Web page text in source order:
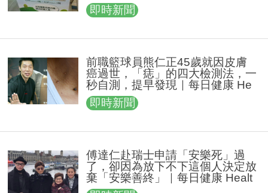
即時新聞
前職籃球員熊仁正45歲就因皮膚
癌過世，「痣」的四大檢測法，一
秒自測，提早發現｜每日健康 He
alth
即時新聞
傅達仁赴瑞士申請「安樂死」過
了，卻因為放下不下這個人決定放
棄「安樂善終」｜每日健康 Healt
h